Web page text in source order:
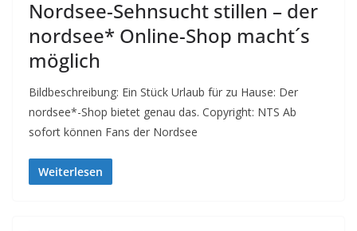
Nordsee-Sehnsucht stillen – der
nordsee* Online-Shop macht´s
möglich
Bildbeschreibung: Ein Stück Urlaub für zu Hause: Der
nordsee*-Shop bietet genau das. Copyright: NTS Ab
sofort können Fans der Nordsee
Weiterlesen